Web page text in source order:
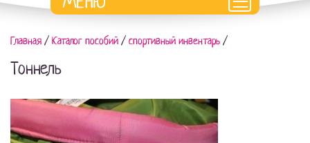
Главная / Каталог пособий / спортивный инвентарь /
Тоннель